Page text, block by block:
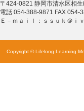
〒424-0821 静岡市清水区相
電話 054-388-9871 FAX 054-
Ｅ－ｍａｉｌ：ｓｓｕｋ＠ｉ
Copyright © Lifelong Learning